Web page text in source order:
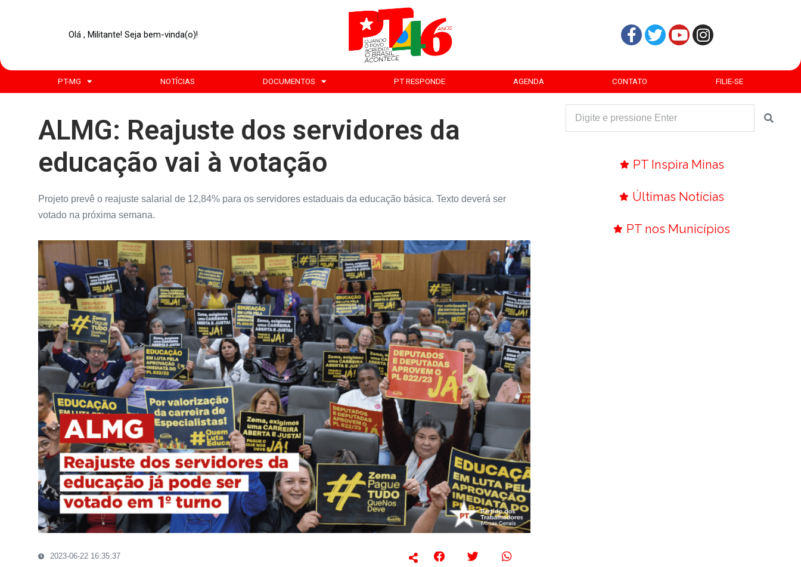
Olá , Militante! Seja bem-vinda(o)!
PT-MG NOTÍCIAS DOCUMENTOS PT RESPONDE AGENDA CONTATO FILIE-SE
ALMG: Reajuste dos servidores da
educação vai à votação
Projeto prevê o reajuste salarial de 12,84% para os servidores estaduais da educação básica. Texto deverá ser
votado na próxima semana.
2023-06-22 16:35:37
PT Inspira Minas
Últimas Notícias
PT nos Municípios